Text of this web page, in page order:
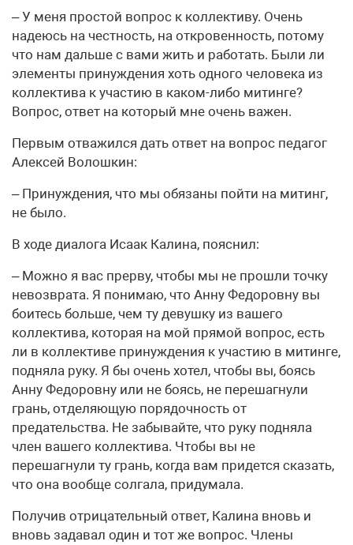
– У меня простой вопрос к коллективу. Очень
надеюсь на честность, на откровенность, потому
что нам дальше с вами жить и работать. Были ли
элементы принуждения хоть одного человека из
коллектива к участию в каком-либо митинге?
Вопрос, ответ на который мне очень важен.
Первым отважился дать ответ на вопрос педагог
Алексей Волошкин:
– Принуждения, что мы обязаны пойти на митинг,
не было.
В ходе диалога Исаак Калина, пояснил:
– Можно я вас прерву, чтобы мы не прошли точку
невозврата. Я понимаю, что Анну Федоровну вы
боитесь больше, чем ту девушку из вашего
коллектива, которая на мой прямой вопрос, есть
ли в коллективе принуждения к участию в митинге,
подняла руку. Я бы очень хотел, чтобы вы, боясь
Анну Федоровну или не боясь, не перешагнули
грань, отделяющую порядочность от
предательства. Не забывайте, что руку подняла
член вашего коллектива. Чтобы вы не
перешагнули ту грань, когда вам придется сказать,
что она вообще солгала, придумала.
Получив отрицательный ответ, Калина вновь и
вновь задавал один и тот же вопрос. Члены